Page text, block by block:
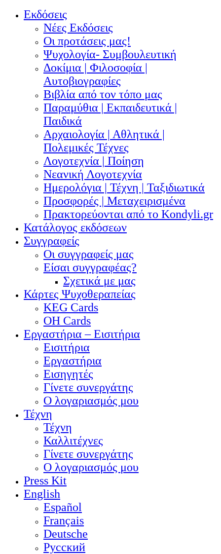
Εκδόσεις
Νέες Εκδόσεις
Οι προτάσεις μας!
Ψυχολογία- Συμβουλευτική
Δοκίμια | Φιλοσοφία |
Αυτοβιογραφίες
Βιβλία από τον τόπο μας
Παραμύθια | Εκπαιδευτικά |
Παιδικά
Αρχαιολογία | Αθλητικά |
Πολεμικές Τέχνες
Λογοτεχνία | Ποίηση
Νεανική Λογοτεχνία
Ημερολόγια | Τέχνη | Ταξιδιωτικά
Προσφορές | Μεταχειρισμένα
Πρακτορεύονται από το Kondyli.gr
Κατάλογος εκδόσεων
Συγγραφείς
Οι συγγραφείς μας
Είσαι συγγραφέας?
Σχετικά με μας
Κάρτες Ψυχοθεραπείας
KEG Cards
OH Cards
Εργαστήρια – Εισιτήρια
Εισιτήρια
Εργαστήρια
Εισηγητές
Γίνετε συνεργάτης
Ο λογαριασμός μου
Τέχνη
Τέχνη
Καλλιτέχνες
Γίνετε συνεργάτης
Ο λογαριασμός μου
Press Kit
English
Español
Français
Deutsche
Pусский